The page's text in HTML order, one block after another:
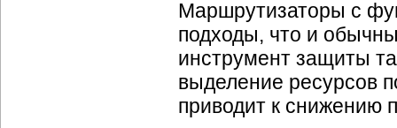
Маршрутизаторы с
подходы, что и
инструмент защиты
выделение ресурсов
приводит к снижению